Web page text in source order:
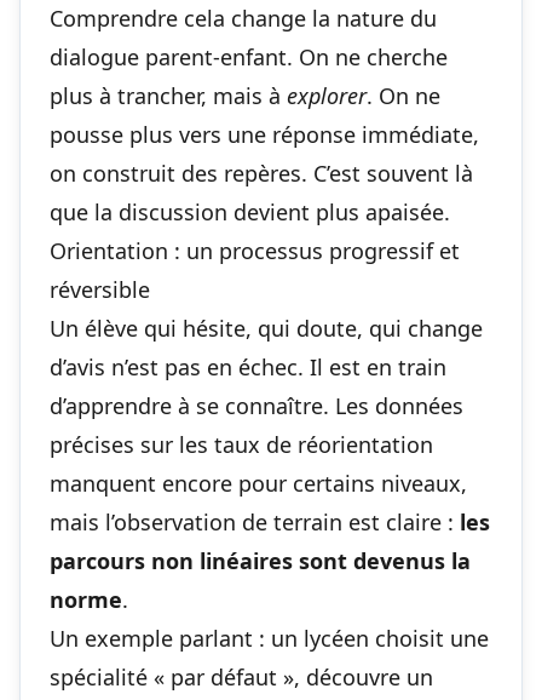
Comprendre cela change la nature du
dialogue parent-enfant. On ne cherche
plus à trancher, mais à explorer. On ne
pousse plus vers une réponse immédiate,
on construit des repères. C’est souvent là
que la discussion devient plus apaisée.
Orientation : un processus progressif et
réversible
Un élève qui hésite, qui doute, qui change
d’avis n’est pas en échec. Il est en train
d’apprendre à se connaître. Les données
précises sur les taux de réorientation
manquent encore pour certains niveaux,
mais l’observation de terrain est claire : les
parcours non linéaires sont devenus la
norme.
Un exemple parlant : un lycéen choisit une
spécialité « par défaut », découvre un